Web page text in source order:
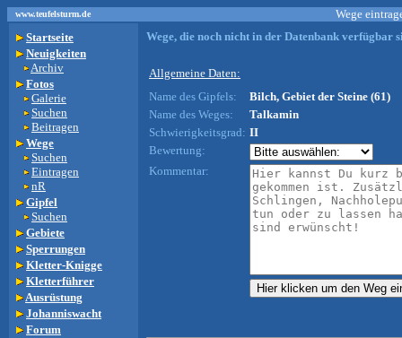
www.teufelsturm.de
Wege
Startseite
Neuigkeiten
Archiv
Fotos
Galerie
Suchen
Beitragen
Wege
Suchen
Eintragen
nR
Gipfel
Suchen
Gebiete
Sperrungen
Kletter-Knigge
Kletterführer
Ausrüstung
Johanniswacht
Forum
Wege, die noch nicht in der Datenbank verfügbar
Allgemeine Daten:
Name des Gipfels:
Bilch, Gebiet der Steine (61)
Name des Weges:
Talkamin
Schwierigkeitsgrad: II
Bewertung:
Kommentar: